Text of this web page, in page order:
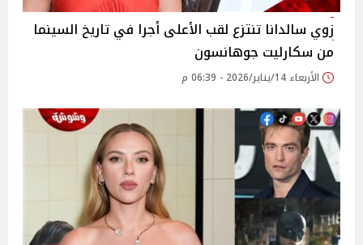
زوي سالدانا تنتزع لقب الأعلى أجرا في تاريخ السينما
من سكارليت جوهانسون
الأربعاء 14/يناير/2026 - 06:39 م